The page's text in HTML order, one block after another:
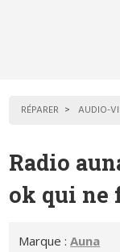
RÉPARER AUDIO-
Radio
ok qui ne
Marque :Auna